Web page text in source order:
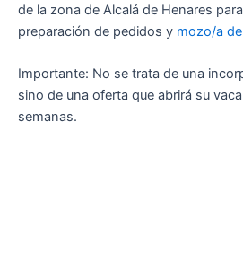
de la zona de Alcalá de Henares
preparación de pedidos y mozo/a
Importante: No se trata de una
sino de una oferta que abrirá su
semanas.